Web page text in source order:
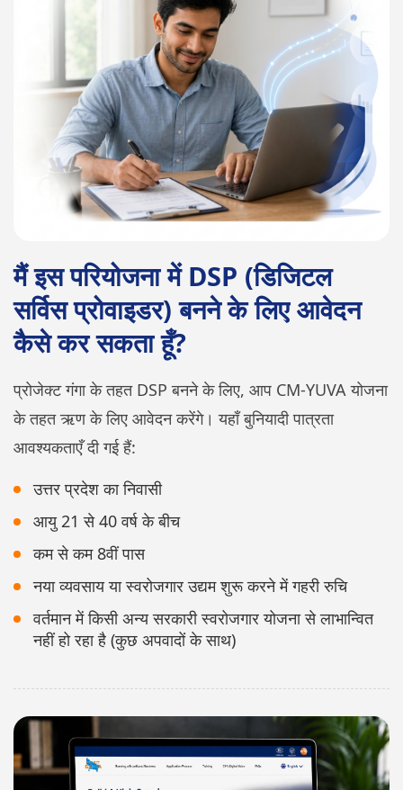
मैं इस परियोजना में DSP (डिजिटल
सर्विस प्रोवाइडर) बनने के लिए आवेदन
कैसे कर सकता हूँ?
प्रोजेक्ट गंगा के तहत DSP बनने के लिए, आप CM-YUVA योजना
के तहत ऋण के लिए आवेदन करेंगे। यहाँ बुनियादी पात्रता
आवश्यकताएँ दी गई हैं:
उत्तर प्रदेश का निवासी
आयु 21 से 40 वर्ष के बीच
कम से कम 8वीं पास
नया व्यवसाय या स्वरोजगार उद्यम शुरू करने में गहरी रुचि
वर्तमान में किसी अन्य सरकारी स्वरोजगार योजना से लाभान्वित
नहीं हो रहा है (कुछ अपवादों के साथ)